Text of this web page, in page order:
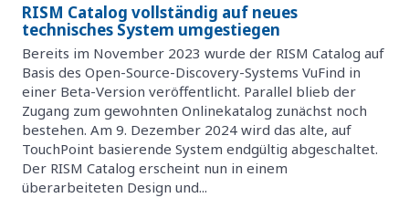
RISM Catalog vollständig auf neues
technisches System umgestiegen
Bereits im November 2023 wurde der RISM Catalog auf
Basis des Open-Source-Discovery-Systems VuFind in
einer Beta-Version veröffentlicht. Parallel blieb der
Zugang zum gewohnten Onlinekatalog zunächst noch
bestehen. Am 9. Dezember 2024 wird das alte, auf
TouchPoint basierende System endgültig abgeschaltet.
Der RISM Catalog erscheint nun in einem
überarbeiteten Design und...